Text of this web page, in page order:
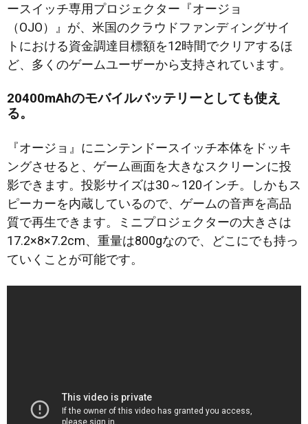
ースイッチ専用プロジェクター『オージョ
（OJO）』が、米国のクラウドファンディングサイ
トにおける資金調達目標額を12時間でクリアするほ
ど、多くのゲームユーザーから支持されています。
20400mAhのモバイルバッテリーとしても使え
る。
『オージョ』にニンテンドースイッチ本体をドッキ
ングさせると、ゲーム画面を大きなスクリーンに投
影できます。投影サイズは30～120インチ。しかもス
ピーカーを内蔵しているので、ゲームの音声を高品
質で再生できます。ミニプロジェクターの大きさは
17.2×8×7.2cm、重量は800gなので、どこにでも持っ
ていくことが可能です。